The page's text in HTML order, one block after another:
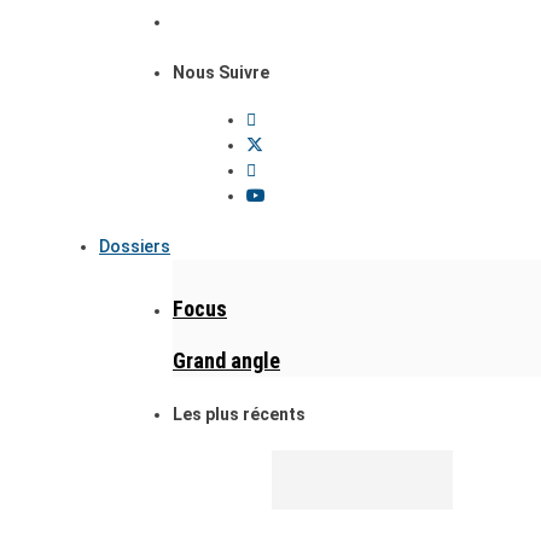
Nous Suivre
Dossiers
Focus
Grand angle
Les plus récents